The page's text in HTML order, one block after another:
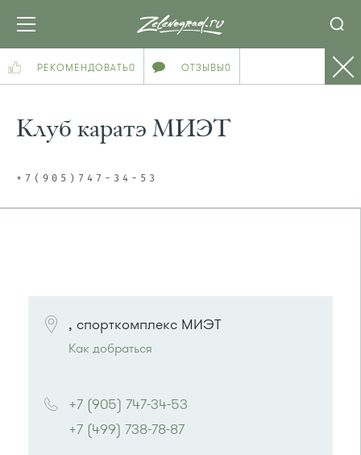
РЕКОМЕНДОВАТЬ0 ОТЗЫВЫ0
Клуб каратэ МИЭТ
+7(905)747-34-53
, спорткомплекс МИЭТ
Как добраться
Автобусы № 2, 3, 9, 11, 19, 31, 32.
Маршрутка № 409м, 419м
или до остановки"Солнечная аллея"
+7 (905) 747-34-53
+7 (499) 738-78-87